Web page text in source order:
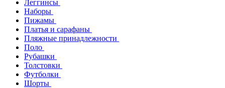
Леггинсы
Наборы
Пижамы
Платья и сарафаны
Пляжные принадлежности
Поло
Рубашки
Толстовки
Футболки
Шорты